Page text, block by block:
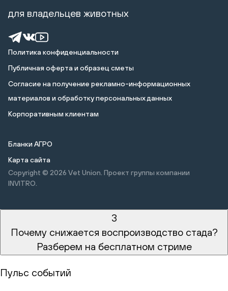
Политика конфиденциальности
Публичная оферта и образец сметы
Cогласие на получение рекламно-информационных
материалов и обработку персональных данных
Корпоративным клиентам
Бланки АГРО
Карта сайта
Copyright © 2026 Vet Union. Проект группы компании
INVITRO.
для владельцев животных
3
Почему снижается воспроизводство стада?
Разберем на бесплатном стриме
Пульс событий